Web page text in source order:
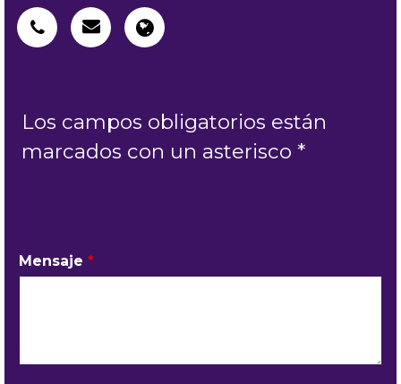
Los campos obligatorios están
marcados con un asterisco *
Mensaje *